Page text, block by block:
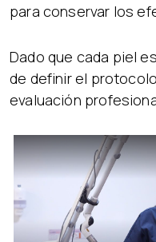
para conservar los
Dado que cada piel
de definir el
evaluación